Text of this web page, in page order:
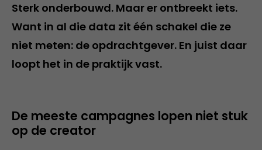
Sterk onderbouwd. Maar er ontbreekt iets.
Want in al die data zit één schakel die ze
niet meten: de opdrachtgever. En juist daar
loopt het in de praktijk vast.
De meeste campagnes lopen niet stuk
op de creator